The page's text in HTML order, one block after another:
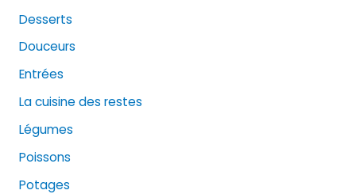
Desserts
Douceurs
Entrées
La cuisine des restes
Légumes
Poissons
Potages